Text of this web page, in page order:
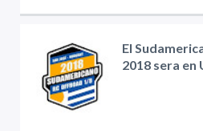
El
2018 sera en